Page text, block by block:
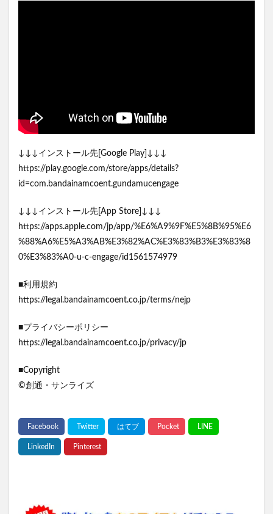
↓↓↓インストール先[Google Play]↓↓↓
https://play.google.com/store/apps/details?
id=com.bandainamcoent.gundamucengage
↓↓↓インストール先[App Store]↓↓↓
https://apps.apple.com/jp/app/%E6%A9%9F%E5%8B%95%E6
%88%A6%E5%A3%AB%E3%82%AC%E3%83%B3%E3%83%8
0%E3%83%A0-u-c-engage/id1561574979
■利用規約
https://legal.bandainamcoent.co.jp/terms/nejp
■プライバシーポリシー
https://legal.bandainamcoent.co.jp/privacy/jp
■Copyright
©創通・サンライズ